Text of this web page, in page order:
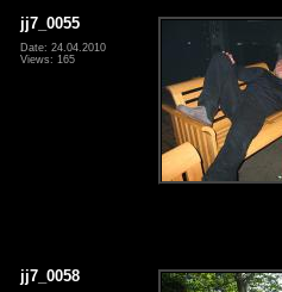
jj7_0055
Date: 24.04.2010
Views: 165
jj7_0058